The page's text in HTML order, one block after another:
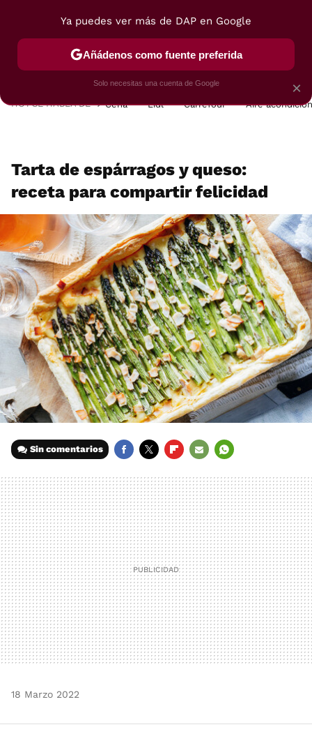
POSTRES VIAJES SELECCIÓN VEGUI
HOY SE HABLA DE Cena Lidl Carrefour Aire
Tarta de espárragos y queso:
receta para compartir felicidad
Sin comentarios
MAIL
18 Marzo 2022
×
Ya puedes ver más de DAP en Google
Añádenos como fuente preferida
Solo necesitas una cuenta de Google